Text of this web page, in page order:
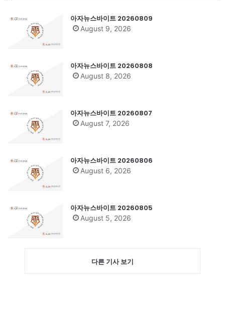
아자뉴스바이트 20260809
August 9, 2026
아자뉴스바이트 20260808
August 8, 2026
아자뉴스바이트 20260807
August 7, 2026
아자뉴스바이트 20260806
August 6, 2026
아자뉴스바이트 20260805
August 5, 2026
다른 기사 보기